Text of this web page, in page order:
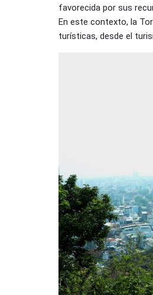
favorecida por sus
En este contexto, la
turísticas, desde el